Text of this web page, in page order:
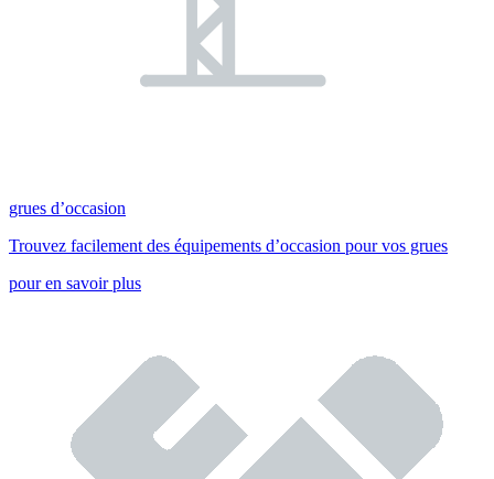
grues d’occasion
Trouvez facilement des équipements d’occasion pour vos grues
pour en savoir plus